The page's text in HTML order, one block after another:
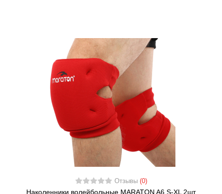
Отзывы (0)
Наколенники волейбольные MARATON A6 S-XL 2шт